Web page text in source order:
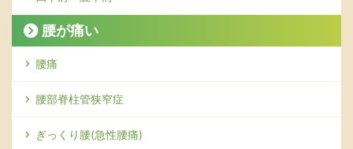
腰が痛い
腰痛
腰部脊柱管狭窄症
ぎっくり腰(急性腰痛)